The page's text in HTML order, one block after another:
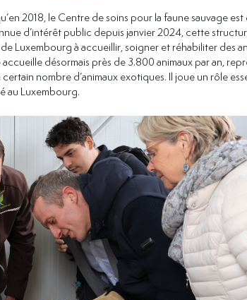
2018, le Centre de soins pour la faune sauvage
d’intérêt public depuis janvier 2024, cette
Luxembourg à accueillir, soigner et réhabiliter des
désormais près de 3.800 animaux par an,
nombre d’animaux exotiques. Il joue un rôle
au Luxembourg.